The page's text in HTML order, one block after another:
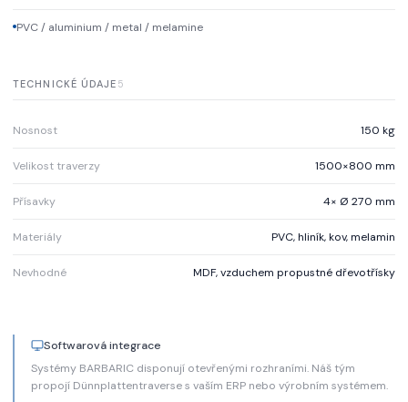
PVC / aluminium / metal / melamine
TECHNICKÉ ÚDAJE 5
Nosnost 150 kg
Velikost traverzy 1500×800 mm
Přísavky 4× Ø 270 mm
Materiály PVC, hliník, kov, melamin
Nevhodné MDF, vzduchem propustné dřevotřísky
Softwarová integrace
Systémy BARBARIC disponují otevřenými rozhraními. Náš tým
propojí Dünnplattentraverse s vaším ERP nebo výrobním systémem.